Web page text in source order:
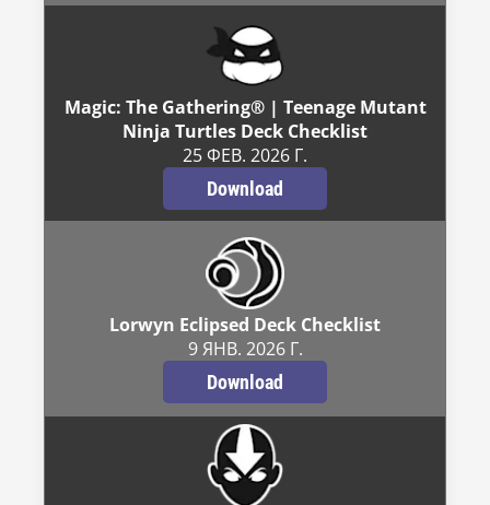
Magic: The Gathering® | Teenage Mutant
Ninja Turtles Deck Checklist
25 ФЕВ. 2026 Г.
Download
Lorwyn Eclipsed Deck Checklist
9 ЯНВ. 2026 Г.
Download